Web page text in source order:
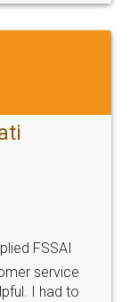
FSSAI
service
I had to